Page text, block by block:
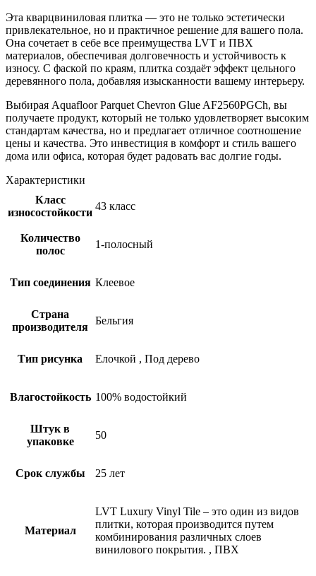
Эта кварцвиниловая плитка — это не только эстетически
привлекательное, но и практичное решение для вашего пола.
Она сочетает в себе все преимущества LVT и ПВХ
материалов, обеспечивая долговечность и устойчивость к
износу. С фаской по краям, плитка создаёт эффект цельного
деревянного пола, добавляя изысканности вашему интерьеру.
Выбирая Aquafloor Parquet Chevron Glue AF2560PGCh, вы
получаете продукт, который не только удовлетворяет высоким
стандартам качества, но и предлагает отличное соотношение
цены и качества. Это инвестиция в комфорт и стиль вашего
дома или офиса, которая будет радовать вас долгие годы.
Характеристики
Класс
износостойкости
43 класс
Количество
полос
1-полосный
Тип соединения Клеевое
Страна
производителя
Бельгия
Тип рисунка Елочкой , Под дерево
Влагостойкость 100% водостойкий
Штук в
упаковке
50
Срок службы 25 лет
Материал
LVT Luxury Vinyl Tile – это один из видов
плитки, которая производится путем
комбинирования различных слоев
винилового покрытия. , ПВХ